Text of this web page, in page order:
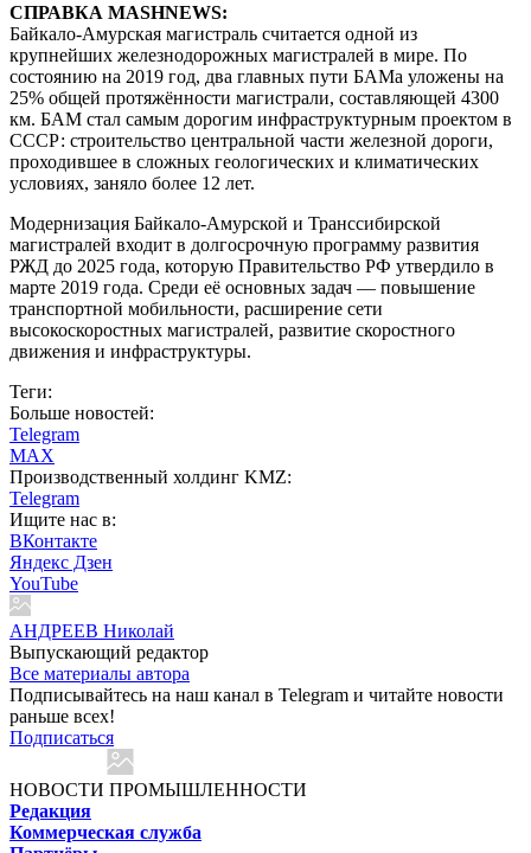
СПРАВКА MASHNEWS:
Байкало-Амурская магистраль считается одной из
крупнейших железнодорожных магистралей в мире. По
состоянию на 2019 год, два главных пути БАМа уложены на
25% общей протяжённости магистрали, составляющей 4300
км. БАМ стал самым дорогим инфраструктурным проектом в
СССР: строительство центральной части железной дороги,
проходившее в сложных геологических и климатических
условиях, заняло более 12 лет.
Модернизация Байкало-Амурской и Транссибирской
магистралей входит в долгосрочную программу развития
РЖД до 2025 года, которую Правительство РФ утвердило в
марте 2019 года. Среди её основных задач — повышение
транспортной мобильности, расширение сети
высокоскоростных магистралей, развитие скоростного
движения и инфраструктуры.
Теги:
Больше новостей:
Telegram
MAX
Производственный холдинг KMZ:
Telegram
Ищите нас в:
ВКонтакте
Яндекс Дзен
YouTube
АНДРЕЕВ Николай
Выпускающий редактор
Все материалы автора
Подписывайтесь на наш канал в Telegram и читайте новости
раньше всех!
Подписаться
НОВОСТИ ПРОМЫШЛЕННОСТИ
Редакция
Коммерческая служба